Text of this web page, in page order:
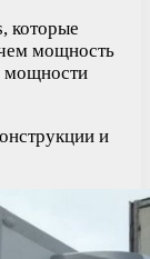
которые
мощность
мощности
и